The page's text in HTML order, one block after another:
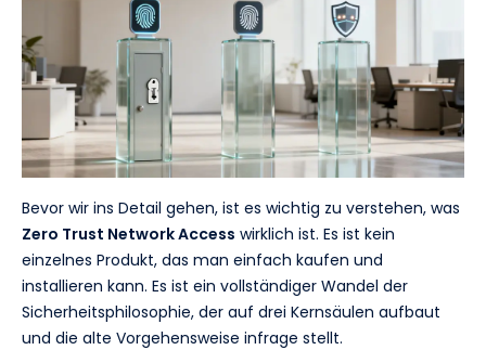
Bevor wir ins Detail gehen, ist es wichtig zu verstehen, was
Zero Trust Network Access wirklich ist. Es ist kein
einzelnes Produkt, das man einfach kaufen und
installieren kann. Es ist ein vollständiger Wandel der
Sicherheitsphilosophie, der auf drei Kernsäulen aufbaut
und die alte Vorgehensweise infrage stellt.